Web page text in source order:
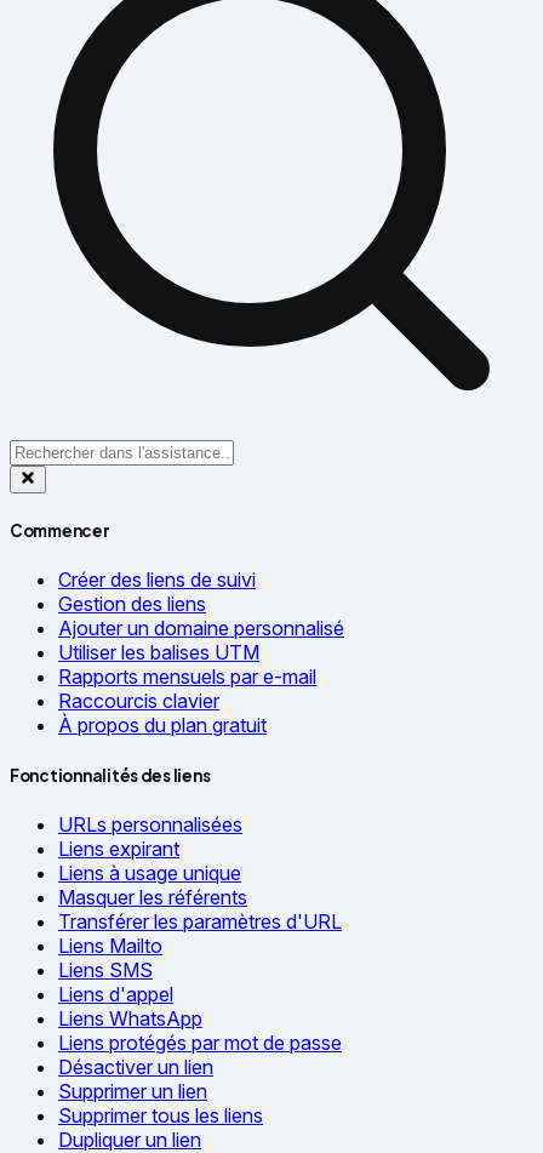
Commencer
Créer des liens de suivi
Gestion des liens
Ajouter un domaine personnalisé
Utiliser les balises UTM
Rapports mensuels par e-mail
Raccourcis clavier
À propos du plan gratuit
Fonctionnalités des liens
URLs personnalisées
Liens expirant
Liens à usage unique
Masquer les référents
Transférer les paramètres d'URL
Liens Mailto
Liens SMS
Liens d'appel
Liens WhatsApp
Liens protégés par mot de passe
Désactiver un lien
Supprimer un lien
Supprimer tous les liens
Dupliquer un lien